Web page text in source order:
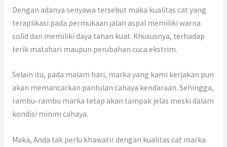
Dengan adanya senyawa tersebut maka kualitas cat yang
teraplikasi pada permukaan jalan aspal memiliki warna
solid dan memiliki daya tahan kuat. Khususnya, terhadap
terik matahari maupun perubahan cuca ekstrim.
Selain itu, pada malam hari, marka yang kami kerjakan pun
akan memancarkan pantulan cahaya kendaraan. Sehingga,
rambu-rambu marka tetap akan tampak jelas meski dalam
kondisi minim cahaya.
Maka, Anda tak perlu khawatir dengan kualitas cat marka